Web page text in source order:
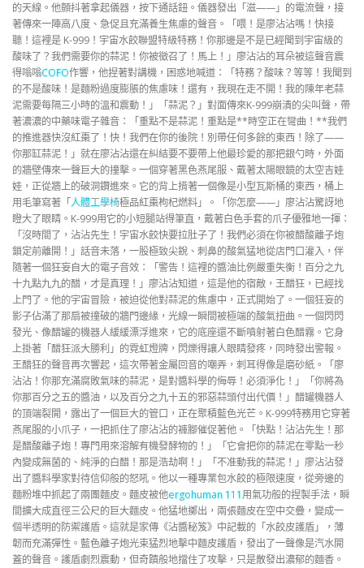
的天線。他顫抖著拿起儀器，按下通話鈕。儀器發出「滋——」的電流聲，接
著傳來一陣高八度、急促且充滿養生焦慮的聲音。「喂！是廖沾沾嗎！快接
聽！這裡是 K-999！宇宙水餃聯盟特級特務！你那邊是不是已經聞到宇宙級的
酸味了？我們需要你的蒜泥！你被徵召了！馬上！」廖沾沾的耳朵被這聲音震
得嗡嗡COFO作響，他捏著對講機，困惑地喊道：「特務？酸味？等等！我聞到
的不是酸味！是麵粉過度膨脹的焦慮味！還有，我現在走不開！我的陳年老蒜
泥需要每隔三小時的溫和震動！」「蒜泥？」對面傳來K-999崩潰的尖叫聲，帶
著濃濃的中藥味電子雜音：「重點不是蒜泥！重點是**時空正在彎曲！**我們
的推進器快沒紅棗了！快！我們在你的後院！別帶任何多餘的東西！除了——
你那缸蒜泥！」就在廖沾沾還在糾結要不要帶上他最珍愛的那把銀勺時，外面
的牆壁傳來一聲巨大的撞擊。一個穿著黑色燕尾服、戴著太陽眼鏡的太空吉娃
娃，正從牆上的破洞鑽進來。它的背上揹著一個像是小型瓦斯桶的東西，桶上
用毛筆寫著「人體工學椅極品紅棗枸杞燃料」。「你怎麼——」廖沾沾驚訝地
瞪大了眼睛。K-999用它的小短腿站得筆直，戴著白色手套的爪子優雅地一揮：
「沒時間了，沾沾先生！宇宙水餃快要拉肚子了！我們必須在你被醋酸離子炮
鎖定前離開！」話音未落，一股極致尖銳、刺鼻的酸氣猛地從店門口灌入，伴
隨著一個狂妄自大的電子音效：「警告！這裡的醬油比例嚴重失衡！百分之九
十九點九九的醋，才是真理！」廖沾沾知道，這是他的宿敵，王醋狂，已經找
上門了。他的宇宙冒險，被迫從他對蒜泥的焦慮中，正式開始了。一個狂妄的
影子佔滿了那扇被撞破的牆門邊緣，光線一瞬間被極端的酸氣扭曲。一個閃閃
發光、像醋罐的機器人緩緩漂浮進來，它的底座還不斷噴射著白色醋霧。它身
上掛著「醋狂派大勝利」的霓虹燈牌，閃爍得讓人眼睛發疼，同時發出警報。
王醋狂的聲音再次響起，這次帶著金屬回音的嘲弄，刺耳得像是磨砂紙。「廖
沾沾！你那充滿腐敗氣味的蒜泥，是對醬料學的侮辱！必須淨化！」「你將為
你那百分之五的醬油，以及百分之九十五的邪惡蒜頭付出代價！」醋罐機器人
的頂端裂開，露出了一個巨大的管口，正在聚積藍色光芒。K-999特務用它穿著
燕尾服的小爪子，一把抓住了廖沾沾的褲腳催促著他。「快點！沾沾先生！那
是醋酸離子炮！專門用來溶解有機發酵物的！」「它會把你的蒜泥在零點一秒
內變成無菌的、純淨的白醋！那是浩劫啊！」「不准動我的蒜泥！」廖沾沾發
出了醬料學家對待信仰般的怒吼。他以一種專業包水餃的極限速度，從旁邊的
麵粉堆中抓起了兩團麵皮。麵皮被他ergohuman 111 用氣功般的捏製手法，瞬
間擴大成直徑三公尺的巨大麵皮。他猛地擲出，兩張麵皮在空中交疊，變成一
個半透明的防禦護盾。這就是家傳《沾醬秘笈》中記載的「水餃皮護盾」，薄
韌而充滿彈性。藍色離子炮光束猛烈地擊中麵皮護盾，發出了一聲像是汽水開
蓋的聲音。護盾劇烈震動，但奇蹟般地擋住了攻擊，只是散發出濃郁的麵香。